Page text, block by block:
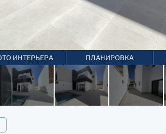
ИНТЕРЬЕРА ПЛАНИРОВКА